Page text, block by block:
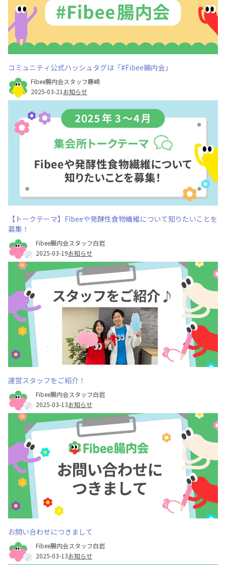
コミュニティ公式ハッシュタグは「#Fibee腸内会」
Fibee腸内会スタッフ藤崎
2025-03-21 お知らせ
【トークテーマ】FIbeeや発酵性食物繊維について知りたいことを
募集！
Fibee腸内会スタッフ白岩
2025-03-19お知らせ
運営スタッフをご紹介！
Fibee腸内会スタッフ白岩
2025-03-13お知らせ
お問い合わせにつきまして
Fibee腸内会スタッフ白岩
2025-03-13お知らせ